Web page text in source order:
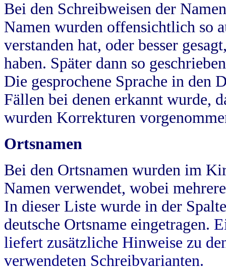
Bei den Schreibweisen der
Namen wurden offensichtlich so
verstanden hat, oder besser
haben. Später dann so
Die gesprochene Sprache in
Fällen bei denen erkannt wurde,
wurden Korrekturen
Ortsnamen
Bei den Ortsnamen wurden im
Namen verwendet, wobei
In dieser Liste wurde in der
deutsche Ortsname eingetragen.
liefert zusätzliche Hinweise zu
verwendeten Schreibvarianten.